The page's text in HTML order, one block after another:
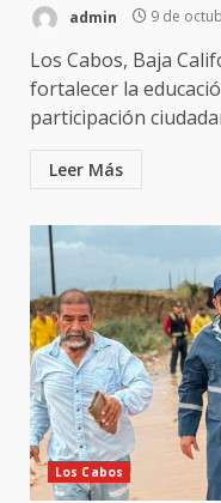
admin 9 de
Los Cabos, Baja
fortalecer la
participación
Leer Más
Los Cabos